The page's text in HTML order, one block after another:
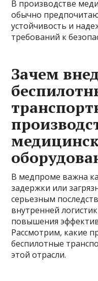
В производстве
обычно
устойчивость и
требований к
Зачем
В медпроме важна
задержки или
серьезным
внутренней
повышения
Рассмотрим, какие
беспилотные
этой отрасли.